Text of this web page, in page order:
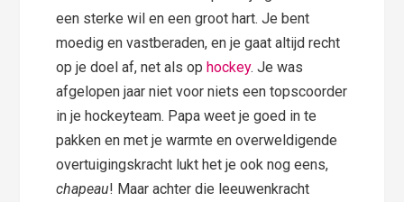
een sterke wil en een groot hart. Je bent
moedig en vastberaden, en je gaat altijd recht
op je doel af, net als op hockey. Je was
afgelopen jaar niet voor niets een topscoorder
in je hockeyteam. Papa weet je goed in te
pakken en met je warmte en overweldigende
overtuigingskracht lukt het je ook nog eens,
chapeau! Maar achter die leeuwenkracht